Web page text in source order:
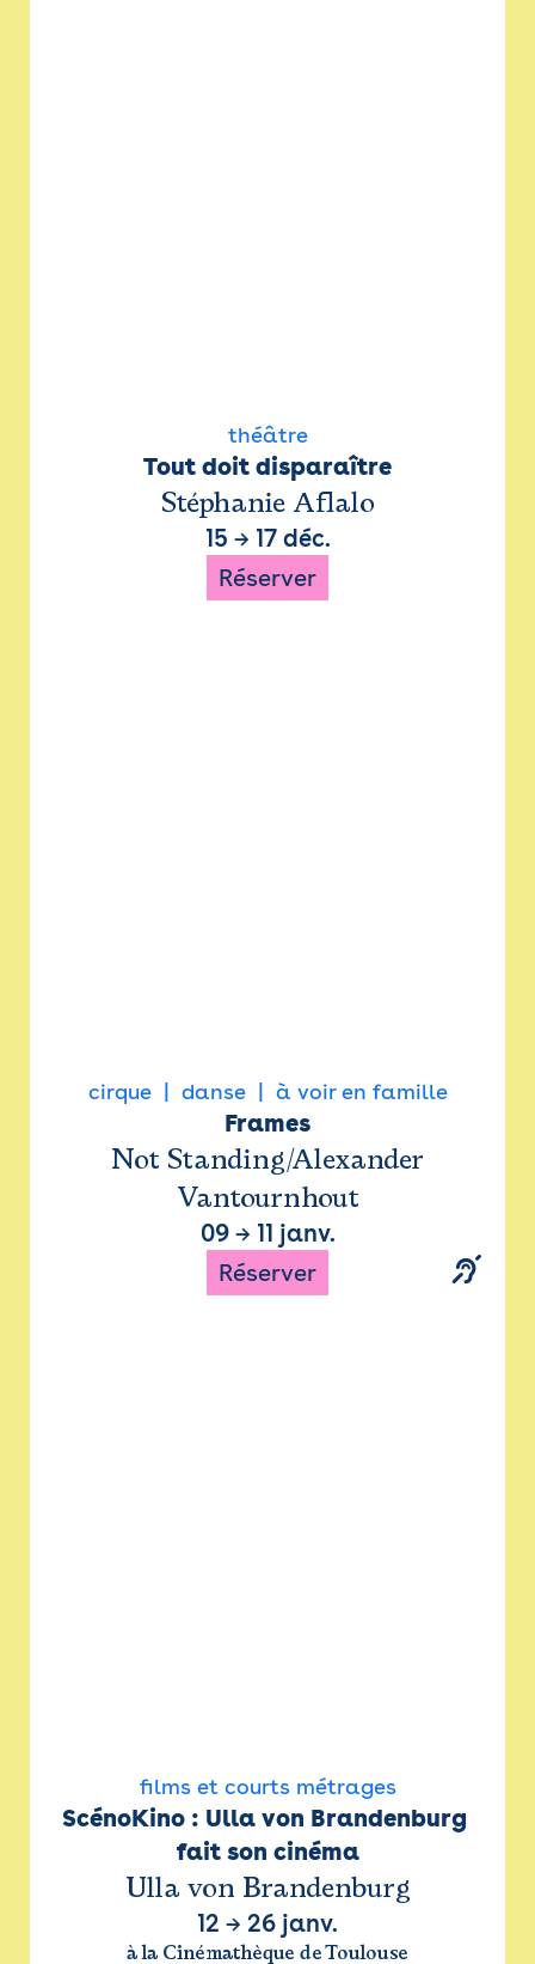
théâtre
Tout doit disparaître
Stéphanie Aflalo
15 → 17 déc.
Réserver
cirque danse à voir en famille
Frames
Not Standing/Alexander
Vantournhout
09→ 11 janv.
Réserver
films et courts métrages
ScénoKino : Ulla von Brandenburg
fait son cinéma
Ulla von Brandenburg
12 → 26 janv.
à la Cinémathèque de Toulouse